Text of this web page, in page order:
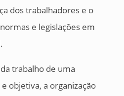
dos trabalhadores e o
e legislações em
trabalho de uma
objetiva, a organização